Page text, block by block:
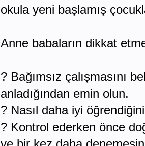
okula yeni başlamış
Anne babaların dikkat
? Bağımsız çalışmasını
anladığından emin olun.
? Nasıl daha iyi
? Kontrol ederken önce